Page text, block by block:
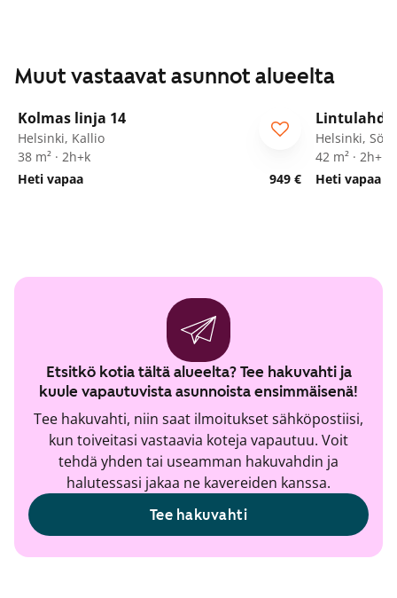
Muut vastaavat asunnot alueelta
Kolmas linja 14
Helsinki, Kallio
38 m² · 2h+k
Heti vapaa
949 €
Helsinki,
42 m² ·
Heti vapaa
Etsitkö kotia tältä alueelta? Tee hakuvahti ja
kuule vapautuvista asunnoista ensimmäisenä!
Tee hakuvahti, niin saat ilmoitukset sähköpostiisi,
kun toiveitasi vastaavia koteja vapautuu. Voit
tehdä yhden tai useamman hakuvahdin ja
halutessasi jakaa ne kavereiden kanssa.
Tee hakuvahti